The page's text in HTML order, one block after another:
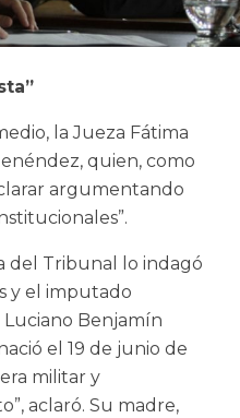
la Jueza Fátima
quien, como
argumentando
del Tribunal lo indagó
y el imputado
Benjamín
el 19 de junio de
militar y
aclaró. Su madre,